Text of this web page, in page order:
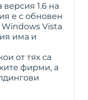
версия 1.6 на
е с обновен
Vista
има и
от тях са
фирми, а